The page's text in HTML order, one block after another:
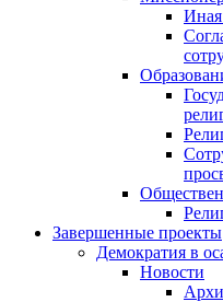
Иная
Завершенные проекты
Демократия в
Новости